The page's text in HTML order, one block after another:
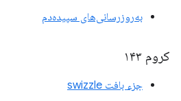
به‌روزرسانی‌های سپیده‌دم
کروم ۱۴۳
جزء بافت swizzle